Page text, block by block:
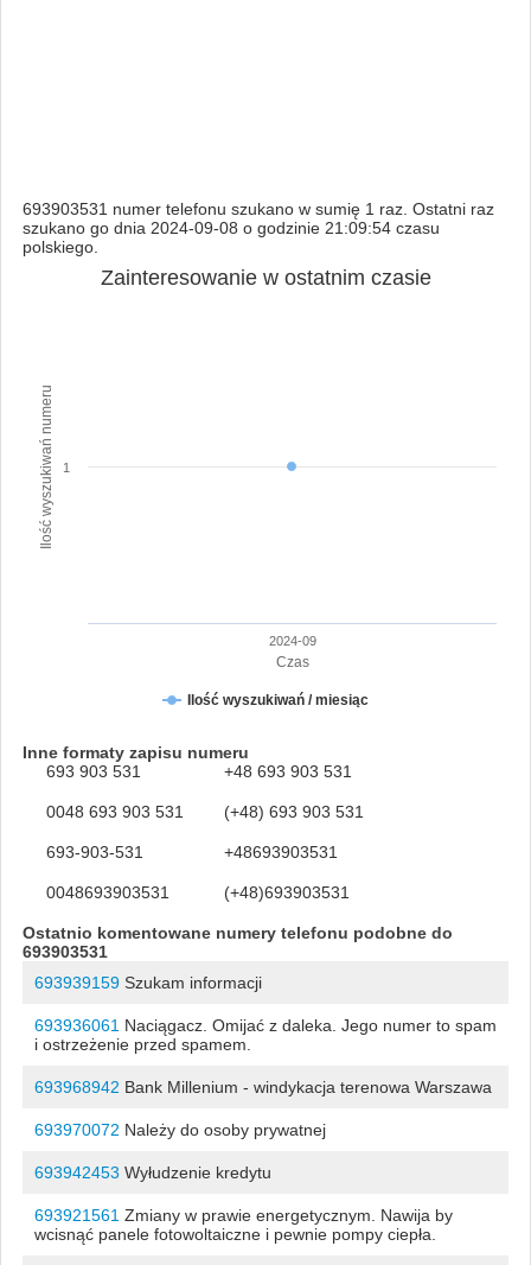
693903531 numer telefonu szukano w sumię 1 raz. Ostatni raz
szukano go dnia 2024-09-08 o godzinie 21:09:54 czasu
polskiego.
Czas
Ilość wyszukiwań numeru
Zainteresowanie w ostatnim czasie
Ilość wyszukiwań / miesiąc
2024-09
1
Inne formaty zapisu numeru
693 903 531
+48 693 903 531
0048 693 903 531 (+48) 693 903 531
693-903-531 +48693903531
0048693903531 (+48)693903531
Ostatnio komentowane numery telefonu podobne do
693903531
693939159Szukam informacji
693936061 Naciągacz. Omijać z daleka. Jego numer to spam
i ostrzeżenie przed spamem.
693968942 Bank Millenium - windykacja terenowa Warszawa
693970072 Należy do osoby prywatnej
693942453 Wyłudzenie kredytu
693921561 Zmiany w prawie energetycznym. Nawija by
wcisnąć panele fotowoltaiczne i pewnie pompy ciepła.